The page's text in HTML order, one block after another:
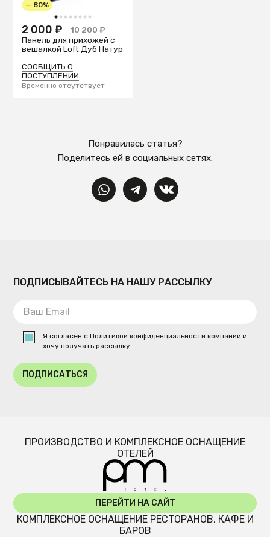
1 2 3 4 5 6 7 8
— 80%
2 000 ₽
10 200 ₽
Панель для прихожей с
вешалкой Loft Дуб Натур
СООБЩИТЬ О
ПОСТУПЛЕНИИ
Временно отсутствует
Понравилась статья?
Поделитесь ей в социальных сетях.
ПОДПИСЫВАЙТЕСЬ НА НАШУ РАССЫЛКУ
Я согласен сПолитикой конфиденциальности компании и
хочу получать рассылку
ПОДПИСАТЬСЯ
ПРОИЗВОДСТВО И КОМПЛЕКСНОЕ ОСНАЩЕНИЕ
ОТЕЛЕЙ
ПЕРЕЙТИ НА САЙТ
КОМПЛЕКСНОЕ ОСНАЩЕНИЕ РЕСТОРАНОВ, КАФЕ И
БАРОВ